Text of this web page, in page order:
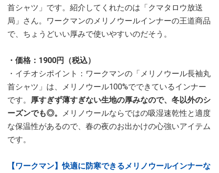
首シャツ」です。紹介してくれたのは「クマタロウ放送
局」さん。ワークマンのメリノウールインナーの王道商品
で、ちょうどいい厚みで使いやすいのだそう。
・価格：1900円（税込）
・イチオシポイント：ワークマンの「メリノウール長袖丸
首シャツ」は、メリノウール100%でできているインナー
です。 厚すぎず薄すぎない生地の厚みなので、冬以外のシ
ーズンでも◎。
メリノウールならではの吸湿速乾性と適度
な保温性があるので、春の夜のお出かけの心強いアイテム
です。
【ワークマン】快適に防寒できるメリノウールインナーな